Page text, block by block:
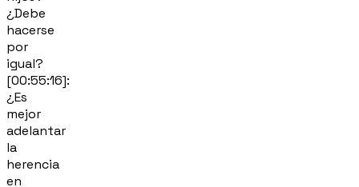
¿Debe
hacerse
por
igual?
[00:55:16]:
¿Es
mejor
adelantar
la
herencia
en